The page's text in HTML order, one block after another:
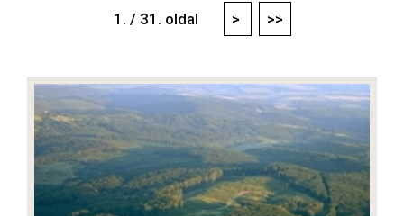
1. / 31. oldal > >>